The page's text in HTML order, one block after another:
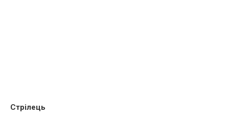
Стрілець